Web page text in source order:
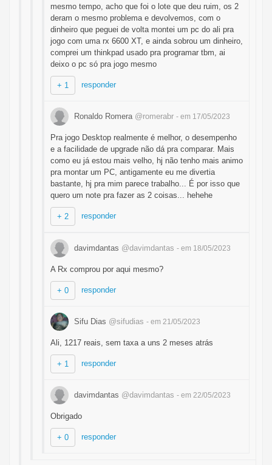
mesmo tempo, acho que foi o lote que deu ruim, os 2
deram o mesmo problema e devolvemos, com o
dinheiro que peguei de volta montei um pc do ali pra
jogo com uma rx 6600 XT, e ainda sobrou um dinheiro,
comprei um thinkpad usado pra programar tbm, ai
deixo o pc só pra jogo mesmo
+ 1 responder
Ronaldo Romera @romerabr - em 17/05/2023
Pra jogo Desktop realmente é melhor, o desempenho
e a facilidade de upgrade não dá pra comparar. Mais
como eu já estou mais velho, hj não tenho mais animo
pra montar um PC, antigamente eu me divertia
bastante, hj pra mim parece trabalho... É por isso que
quero um note pra fazer as 2 coisas... hehehe
+ 2 responder
davimdantas @davimdantas - em 18/05/2023
A Rx comprou por aqui mesmo?
+ 0 responder
Sifu Dias @sifudias - em 21/05/2023
Ali, 1217 reais, sem taxa a uns 2 meses atrás
+ 1 responder
davimdantas @davimdantas - em 22/05/2023
Obrigado
+ 0 responder